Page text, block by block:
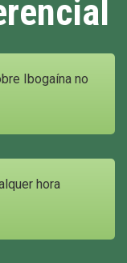
Ibogaína no
hora